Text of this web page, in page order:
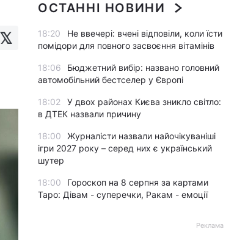
ОСТАННІ НОВИНИ
18:20
Не ввечері: вчені відповіли, коли їсти
помідори для повного засвоєння вітамінів
18:06
Бюджетний вибір: названо головний
автомобільний бестселер у Європі
18:02
У двох районах Києва зникло світло:
в ДТЕК назвали причину
18:00
Журналісти назвали найочікуваніші
ігри 2027 року – серед них є український
шутер
18:00
Гороскоп на 8 серпня за картами
Таро: Дівам - суперечки, Ракам - емоції
Реклама